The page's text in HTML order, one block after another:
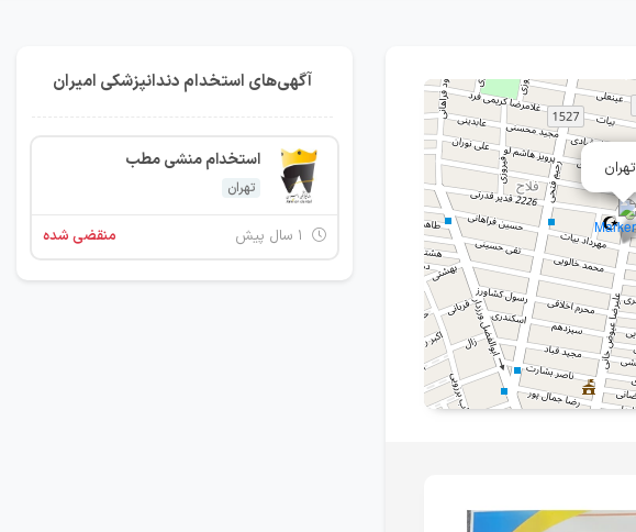
تهران
آگهی‌های استخدام دندانپزشکی امیران
استخدام منشی مطب
تهران
منقضی شده